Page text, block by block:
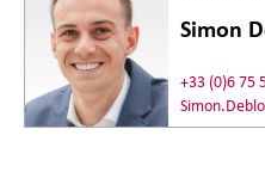
Simon
+33 (0)6 75